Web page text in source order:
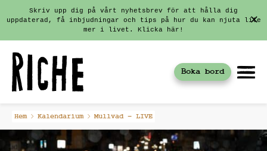
Fortsätt
till
innehållet
Skriv upp dig på vårt nyhetsbrev för att hålla dig
uppdaterad, få inbjudningar och tips på hur du kan njuta lite
mer i livet. Klicka här!
Boka bord
Hem Kalendarium Mullvad – LIVE